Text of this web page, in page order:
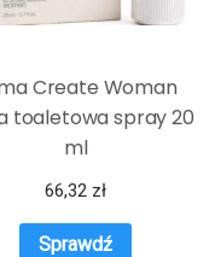
Create Woman
toaletowa spray 20
ml
66,32 zł
Sprawdź